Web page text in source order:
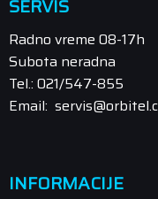
SERVIS
Radno vreme 08-17h
Subota neradna
Tel.: 021/547-855
Email:
INFORMACIJE